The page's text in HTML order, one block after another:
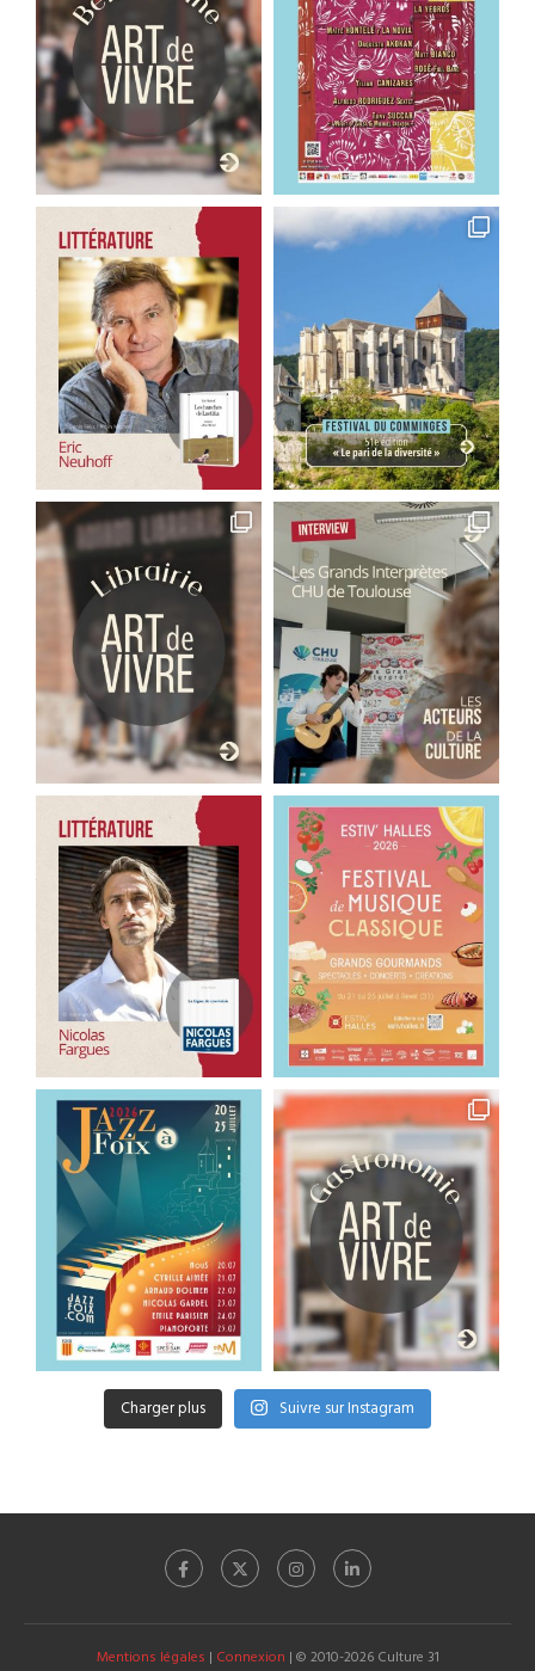
Charger plus Suivre sur Instagram
Mentions légales | Connexion | © 2010-2026 Culture 31